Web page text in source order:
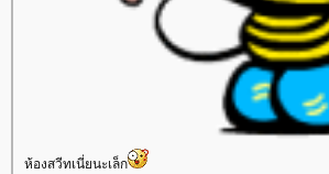
ห้องสวีทเนี่ยนะเล็ก